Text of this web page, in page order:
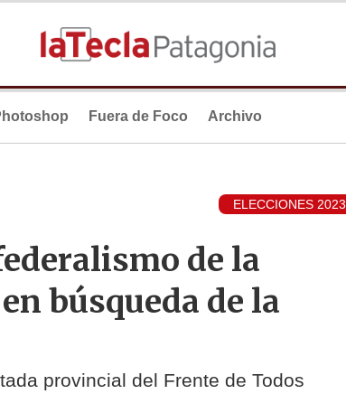
Fuera de Foco Archivo
ELECCIONES 2023
de la
búsqueda de la
provincial del Frente de Todos